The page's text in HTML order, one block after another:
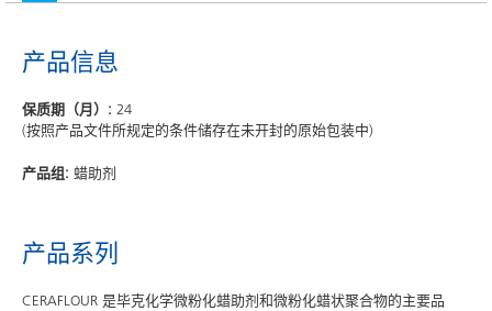
产品信息
保质期（月）: 24
(按照产品文件所规定的条件储存在未开封的原始包装中)
产品组: 蜡助剂
产品系列
CERAFLOUR 是毕克化学微粉化蜡助剂和微粉化蜡状聚合物的主要品